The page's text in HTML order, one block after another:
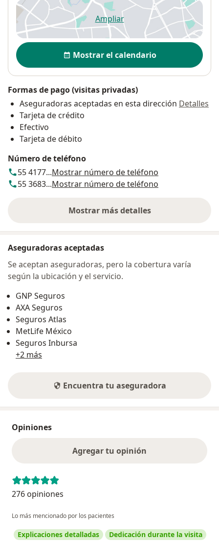
Ampliarse abre en una nueva
Disponibilidad
Mostrar el calendario
Formas de pago (visitas privadas)
Aseguradoras aceptadas en esta dirección Detalles
Tarjeta de crédito
Efectivo
Tarjeta de débito
Número de teléfono
55 4177...Mostrar número de teléfono
55 3683...Mostrar número de teléfono
Mostrar más detalles
sobre la dirección
Aseguradoras aceptadas
Se aceptan aseguradoras, pero la cobertura varía
según la ubicación y el servicio.
GNP Seguros
AXA Seguros
Seguros Atlas
MetLife México
Seguros Inbursa
+2 más
Encuentra tu aseguradora
Opiniones
Agregar tu opinión
276 opiniones
Lo más mencionado por los pacientes
Explicaciones detalladas
Dedicación durante la visita